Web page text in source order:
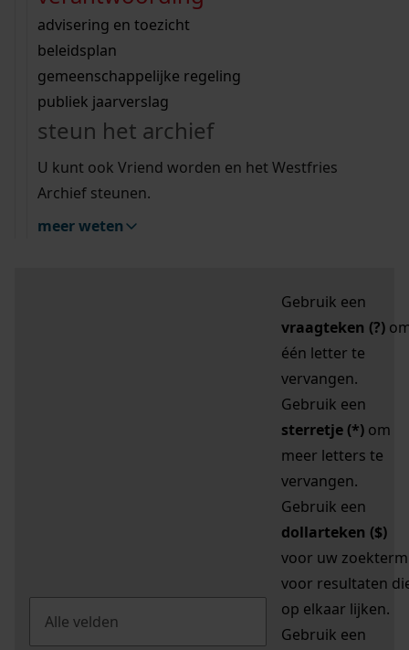
bouwvergunningen
omgevingsvergunningen
vergunningen
beeld en geluid
uitleg nodig?
Wij helpen u op weg met een aantal zoektips.
bekijk alle zoektips
Wij helpen u op weg met een aantal zoektips.
bekijk alle zoektips
bekijk ons geschiedenislokaal
advisering en toezicht
beleidsplan
gemeenschappelijke regeling
publiek jaarverslag
steun het archief
U kunt ook Vriend worden en het Westfries
Archief steunen.
meer weten
zoektips
Mijn Studiezaal (inloggen)
uw zoekopdracht te
Gebruik een
vraagteken (?)
één letter te
vervangen.
Gebruik een
sterretje (*) om
meer letters te
vervangen.
Gebruik een
dollarteken ($)
voor uw zoekterm
voor resultaten
op elkaar lijken.
Gebruik een